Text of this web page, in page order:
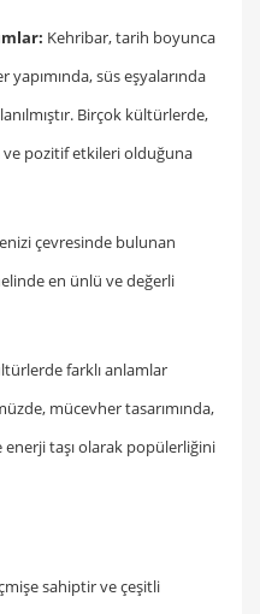
Kehribar, tarih boyunca
süs eşyalarında
Birçok kültürlerde,
ve pozitif etkileri olduğuna
çevresinde bulunan
en ünlü ve değerli
farklı anlamlar
mücevher tasarımında,
enerji taşı olarak popülerliğini
sahiptir ve çeşitli